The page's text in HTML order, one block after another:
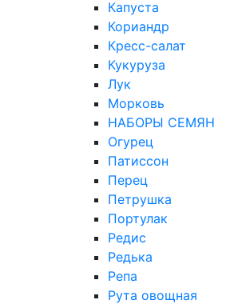
Капуста
Кориандр
Кресс-салат
Кукуруза
Лук
Морковь
НАБОРЫ СЕМЯН
Огурец
Патиссон
Перец
Петрушка
Портулак
Редис
Редька
Репа
Рута овощная